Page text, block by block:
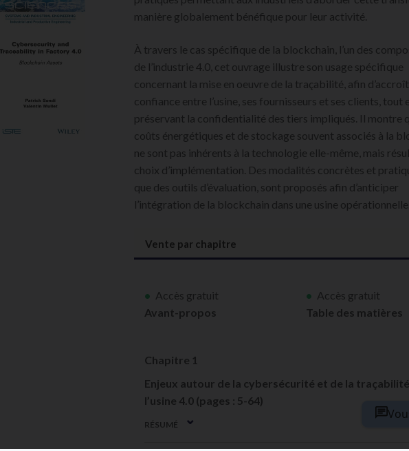
and
Traceability in
Factory 4.0
Patrick Sondi,
VOIR
manière globalement bénéfique pour leur activité.
À travers le cas spécifique de la blockchain, l’un des
de l’industrie 4.0, cet ouvrage illustre son usage spécifique
concernant la mise en oeuvre de la traçabilité, afin
confiance entre l’usine, ses fournisseurs et ses clients, tout
préservant la confidentialité des tiers impliqués. Il montre
coûts énergétiques et de stockage souvent associés à la
ne sont pas inhérents à la technologie elle-même, mais
choix d’implémentation. Des modalités concrètes et
que des outils d’évaluation, sont proposés afin d’anticiper
l’intégration de la blockchain dans une usine opérationnelle.
Vente par chapitre
Accès gratuit
Avant-propos
Accès gratuit
Table des matières
Chapitre 1
Enjeux autour de la cybersécurité et de la
l’usine 4.0 (pages : 5-64)
RÉSUMÉ